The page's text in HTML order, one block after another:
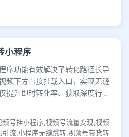
小程序
序功能有效解决了转化路径长导
频下方直接挂载入口，实现无缝
提升即时转化率、获取深度行为
号挂小程序,视频号流量变现,视频
流,小程序无缝跳转,视频号带货转